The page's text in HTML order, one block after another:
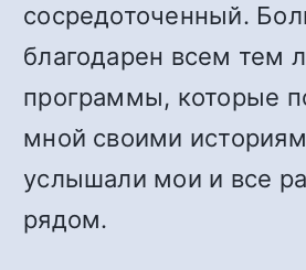
сосредоточенный.
благодарен всем тем
программы, которые
мной своими
услышали мои и все
рядом.